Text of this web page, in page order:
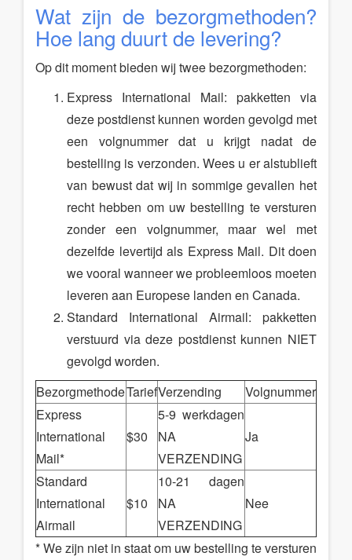
Wat zijn de bezorgmethoden?
Hoe lang duurt de levering?
Op dit moment bieden wij twee bezorgmethoden:
Express International Mail: pakketten via
deze postdienst kunnen worden gevolgd met
een volgnummer dat u krijgt nadat de
bestelling is verzonden. Wees u er alstublieft
van bewust dat wij in sommige gevallen het
recht hebben om uw bestelling te versturen
zonder een volgnummer, maar wel met
dezelfde levertijd als Express Mail. Dit doen
we vooral wanneer we probleemloos moeten
leveren aan Europese landen en Canada.
Standard International Airmail: pakketten
verstuurd via deze postdienst kunnen NIET
gevolgd worden.
BezorgmethodeTariefVerzending
Volgnummer
Express
International
Mail*
$30
5-9 werkdagen
NA
VERZENDING
Ja
Standard
International
Airmail
$10
10-21 dagen
NA
VERZENDING
Nee
* We zijn niet in staat om uw bestelling te versturen